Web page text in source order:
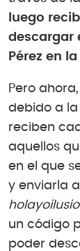
luego
descargar
Pérez en
Pero
debido a
reciben
aquellos
en el que
y enviarla
un código
poder